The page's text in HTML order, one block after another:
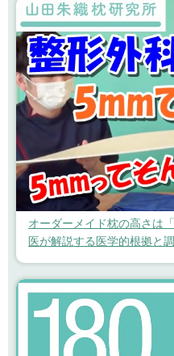
オーダーメイド枕の高さは
医が解説する医学的根拠と